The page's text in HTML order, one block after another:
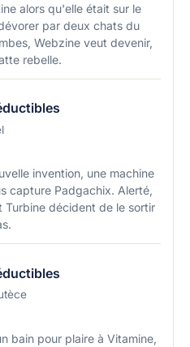
alors qu'elle était sur le
par deux chats du
Webzine veut devenir,
rebelle.
invention, une machine
capture Padgachix. Alerté,
Turbine décident de le sortir
bain pour plaire à Vitamine,